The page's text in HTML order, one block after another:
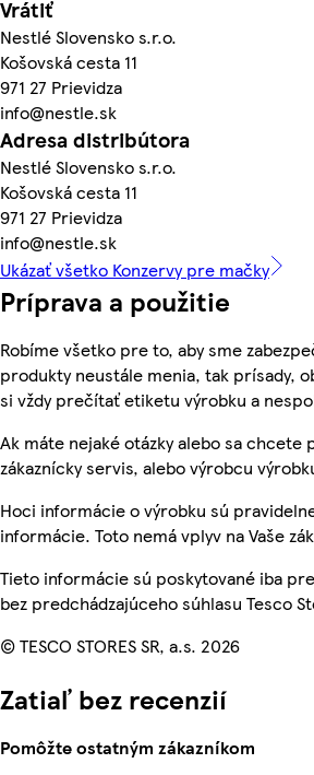
Vrátiť
Nestlé Slovensko s.r.o.
Košovská cesta 11
971 27 Prievidza
info@nestle.sk
Adresa distribútora
Nestlé Slovensko s.r.o.
Košovská cesta 11
971 27 Prievidza
info@nestle.sk
Ukázať všetko Konzervy pre mačky
Príprava a použitie
Robíme všetko pre to, aby sme
produkty neustále menia, tak prísady,
si vždy prečítať etiketu výrobku a
Ak máte nejaké otázky alebo sa
zákaznícky servis, alebo výrobcu
Hoci informácie o výrobku sú
informácie. Toto nemá vplyv na Vaše
Tieto informácie sú poskytované iba
bez predchádzajúceho súhlasu Tesco
© TESCO STORES SR, a.s. 2026
Zatiaľ bez recenzií
Pomôžte ostatným zákazníkom